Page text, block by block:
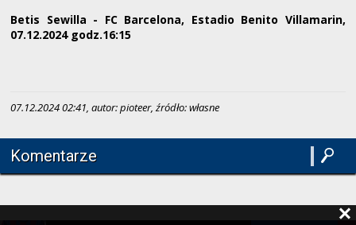
Betis Sewilla - FC Barcelona, Estadio Benito Villamarin,
07.12.2024 godz.16:15
07.12.2024 02:41, autor: pioteer, źródło: własne
Komentarze